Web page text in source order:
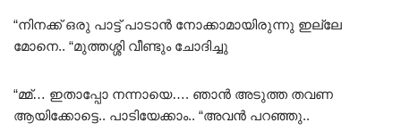
“നിനക്ക് ഒരു പാട്ട് പാടാൻ നോക്കാമായിരുന്നു ഇല്ലേ
മോനെ.. “മുത്തശ്ശി വീണ്ടും ചോദിച്ചു
“മ്മ്… ഇതാപ്പോ നന്നായെ…. ഞാൻ അടുത്ത തവണ
ആയിക്കോട്ടെ.. പാടിയേക്കാം.. “അവൻ പറഞ്ഞു..